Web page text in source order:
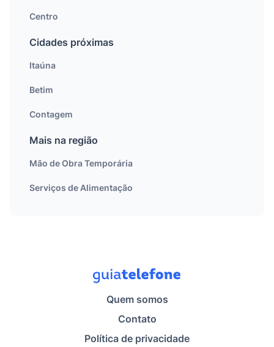
Centro
Cidades próximas
Itaúna
Betim
Contagem
Mais na região
Mão de Obra Temporária
Serviços de Alimentação
Quem somos
Contato
Política de privacidade